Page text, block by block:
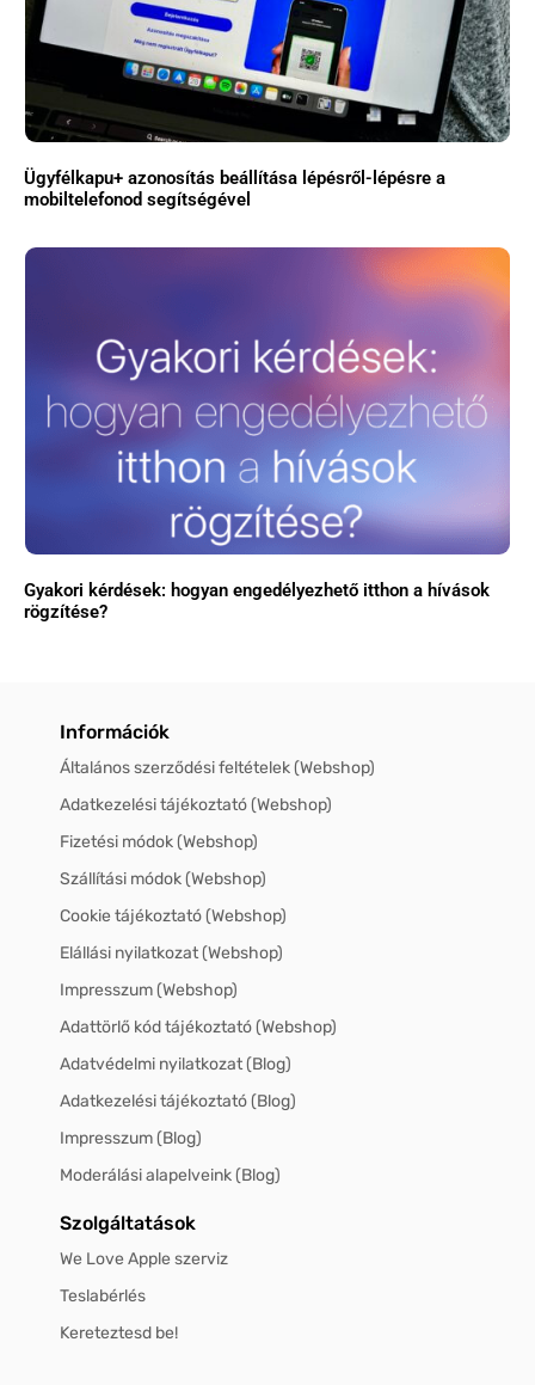
Ügyfélkapu+ azonosítás beállítása lépésről-lépésre a
mobiltelefonod segítségével
Gyakori kérdések: hogyan engedélyezhető itthon a hívások
rögzítése?
Információk
Általános szerződési feltételek (Webshop)
Adatkezelési tájékoztató (Webshop)
Fizetési módok (Webshop)
Szállítási módok (Webshop)
Cookie tájékoztató (Webshop)
Elállási nyilatkozat (Webshop)
Impresszum (Webshop)
Adattörlő kód tájékoztató (Webshop)
Adatvédelmi nyilatkozat (Blog)
Adatkezelési tájékoztató (Blog)
Impresszum (Blog)
Moderálási alapelveink (Blog)
Szolgáltatások
We Love Apple szerviz
Teslabérlés
Kereteztesd be!